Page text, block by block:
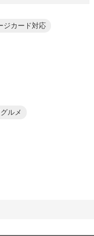
ジカード対応
ルメ